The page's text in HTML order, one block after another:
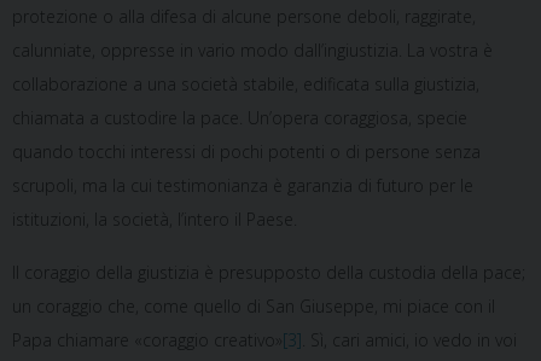
protezione o alla difesa di alcune persone deboli, raggirate,
calunniate, oppresse in vario modo dall’ingiustizia. La vostra è
collaborazione a una società stabile, edificata sulla giustizia,
chiamata a custodire la pace. Un’opera coraggiosa, specie
quando tocchi interessi di pochi potenti o di persone senza
scrupoli, ma la cui testimonianza è garanzia di futuro per le
istituzioni, la società, l’intero il Paese.
Il coraggio della giustizia è presupposto della custodia della pace;
un coraggio che, come quello di San Giuseppe, mi piace con il
Papa chiamare «coraggio creativo» [3] . Sì, cari amici, io vedo in voi